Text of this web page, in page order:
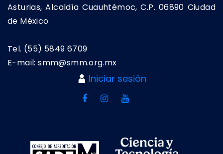
Asturias, Alcaldía Cuauhtémoc, C.P. 06890 Ciudad
de México
Tel. (55) 5849 6709
E-mail: smm@smm.org.mx
Iniciar sesión